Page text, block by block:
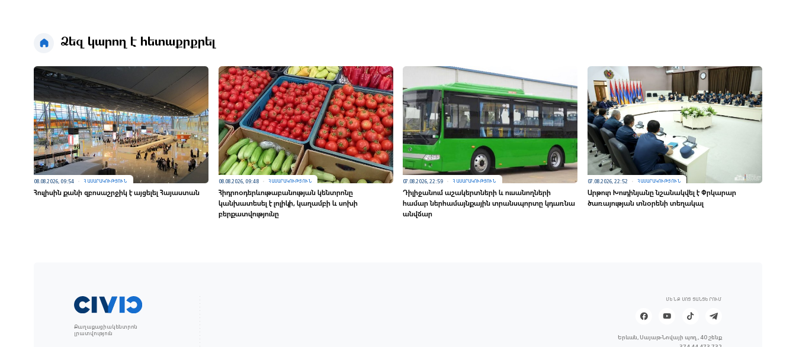
Ձեզ կարող է հետաքրքրել
08.08.2026, 09:54 ՀԱՍԱՐԱԿՈՒԹՅՈՒՆ
Հուլիսին քանի զբոսաշրջիկ է այցելել Հայաստան
08.08.2026, 09:48 ՀԱՍԱՐԱԿՈՒԹՅՈՒՆ
Հիդրոօդերևութաբանության կենտրոնը
կանխատեսել է լոլիկի, կաղամբի և սոխի
բերքատվությունը
07.08.2026, 22:59 ՀԱՍԱՐԱԿՈՒԹՅՈՒՆ
Դիլիջանում աշակերտների և ուսանողների
համար ներհամայնքային տրանսպորտը կդառնա
անվճար
07.08.2026, 22:52 ՀԱՍԱՐԱԿՈՒԹՅՈՒՆ
Արթուր Խուդինյանը նշանակվել է Փրկարար
ծառայության տնօրենի տեղակալ
Քաղաքացիակենտրոն
լրատվություն
ՄԵՆՔ ՍՈՑ ՑԱՆՑԵՐՈՒՄ
Երևան, Սայաթ-Նովայի պող., 40 շենք